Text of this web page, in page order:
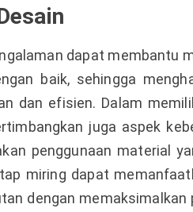
dapat membantu
baik, sehingga
dan efisien. Dalam
juga aspek
penggunaan material
miring dapat
dengan memaksimalkan